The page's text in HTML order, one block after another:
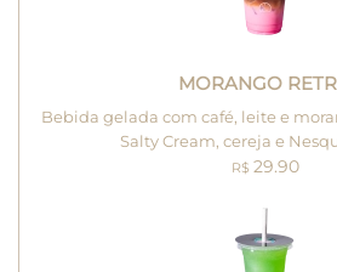
MORANGO
Bebida gelada com café, leite e
Salty Cream, cereja e
R$ 29.90